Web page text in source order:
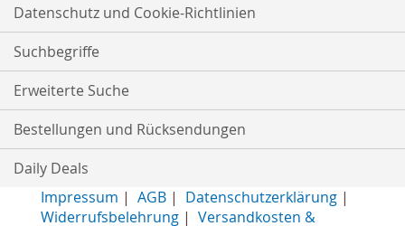
Datenschutz und Cookie-Richtlinien
Suchbegriffe
Erweiterte Suche
Bestellungen und Rücksendungen
Daily Deals
Impressum | AGB| Datenschutzerklärung|
Widerrufsbelehrung| Versandkosten &